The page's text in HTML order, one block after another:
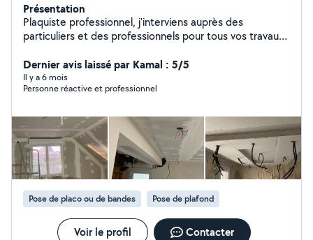
Présentation
Plaquiste professionnel, j'interviens auprès des
particuliers et des professionnels pour tous vos travaux
et soucieux du détail, je mets mon savoir-faire au
service de vos projets en rénovation. Je réalise
notamment : pose de plaque de plâtre, cloison,
cloison, isolation, thermique et acoustique, faux plafond,
Finition soignée et respect des délais. A l'écoute de vos
besoins je vous accompagne de la conception à la
réalisation avec des conseils adaptés et un travail
propre et de qualité. Mon objectif, un résultat durable,
esthétique et conforme à vos attentes. N'hésitez pas à
me contacter pour un devis gratuit et une étude
personnalisée de votre projet.
Dernier avis laissé par Kamal : 5/5
Il y a 6 mois
Personne réactive et professionnel
Pose de placo ou de bandes Pose de plafond
Voir le profil Contacter